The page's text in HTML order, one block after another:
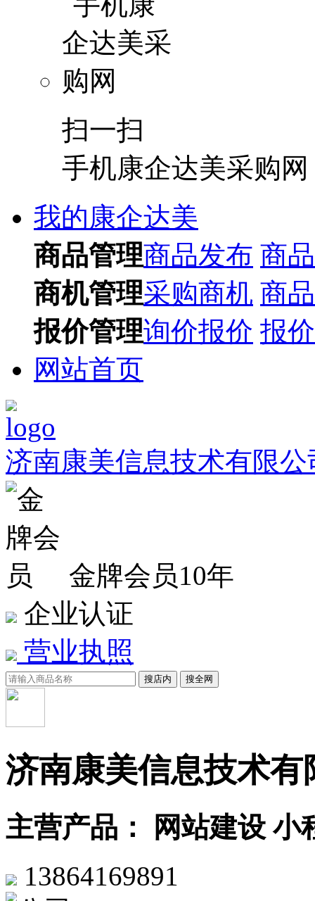
扫一扫
手机康企达美采购网
我的康企达美
商品管理商品发布 商
商机管理采购商机 商
报价管理询价报价 报
网站首页
济南康美信息技术有限公
金牌会员10年
企业认证
营业执照
搜店内 搜全网
济南康美信息技术有
主营产品： 网站建设 小
13864169891